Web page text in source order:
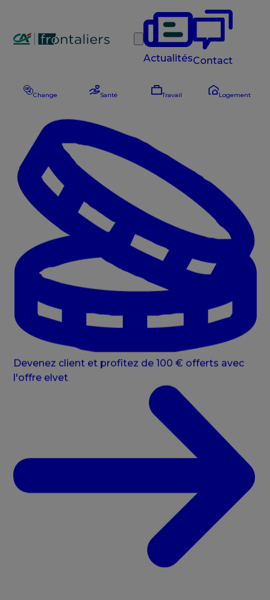
Rechercher
ActualitésContact
Change Santé Travail Logement
Devenez client et profitez de 100 € offerts avec
l'offre elvet